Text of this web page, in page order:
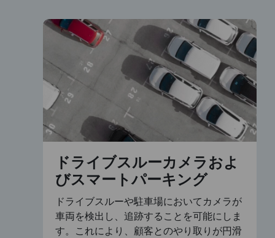
ドライブスルーカメラおよ
びスマートパーキング
ドライブスルーや駐車場においてカメラが
車両を検出し、追跡することを可能にしま
す。これにより、顧客とのやり取りが円滑